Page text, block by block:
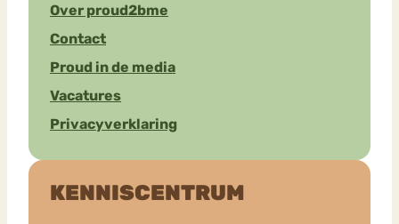
Over proud2bme
Contact
Proud in de media
Vacatures
Privacyverklaring
KENNISCENTRUM